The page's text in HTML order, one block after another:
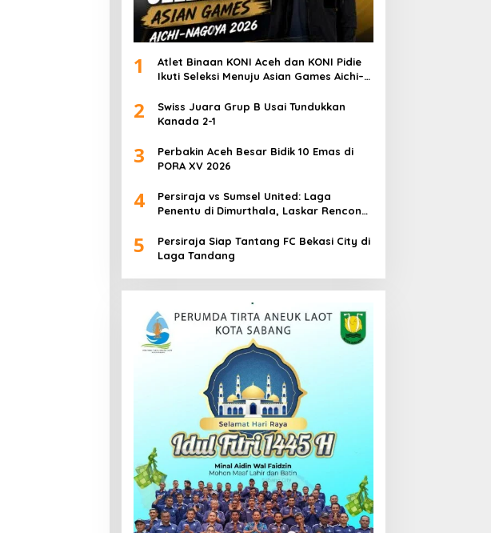
1
Atlet Binaan KONI Aceh dan KONI Pidie
Ikuti Seleksi Menuju Asian Games Aichi–
2
Swiss Juara Grup B Usai Tundukkan
Kanada 2-1
3
Perbakin Aceh Besar Bidik 10 Emas di
PORA XV 2026
4
Persiraja vs Sumsel United: Laga
Penentu di Dimurthala, Laskar Rencong
5
Persiraja Siap Tantang FC Bekasi City di
Laga Tandang